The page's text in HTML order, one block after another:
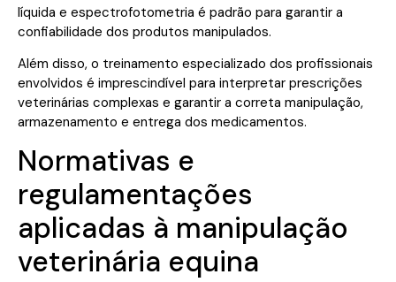
líquida e espectrofotometria é padrão para garantir a
confiabilidade dos produtos manipulados.
Além disso, o treinamento especializado dos profissionais
envolvidos é imprescindível para interpretar prescrições
veterinárias complexas e garantir a correta manipulação,
armazenamento e entrega dos medicamentos.
Normativas e
regulamentações
aplicadas à manipulação
veterinária equina